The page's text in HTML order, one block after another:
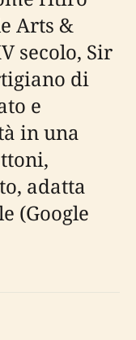
Arts &
secolo, Sir
di
e
in una
adatta
(Google